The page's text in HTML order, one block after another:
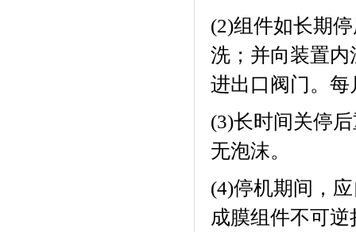
(2)组件如长期
洗；并向装置内
进出口阀门。
(3)长时间关停
无泡沫。
(4)停机期间，
成膜组件不可逆